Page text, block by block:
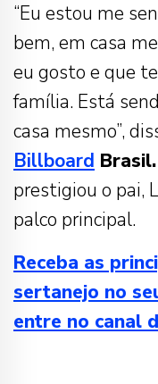
“Eu estou me
bem, em casa
eu gosto e que
família. Está
casa mesmo”,
Billboard Brasil.
prestigiou o pai,
palco principal.
Receba as
sertanejo no
entre no canal